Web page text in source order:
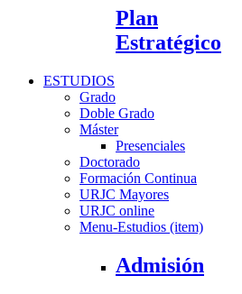
Plan
Estratégico
ESTUDIOS
Grado
Doble Grado
Máster
Presenciales
Doctorado
Formación Continua
URJC Mayores
URJC online
Menu-Estudios (item)
Admisión